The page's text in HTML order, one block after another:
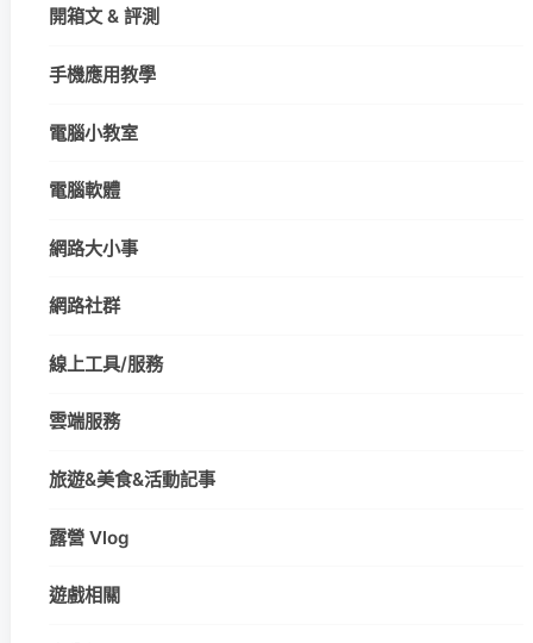
開箱文 & 評測
手機應用教學
電腦小教室
電腦軟體
網路大小事
網路社群
線上工具/服務
雲端服務
旅遊&美食&活動記事
露營 Vlog
遊戲相關